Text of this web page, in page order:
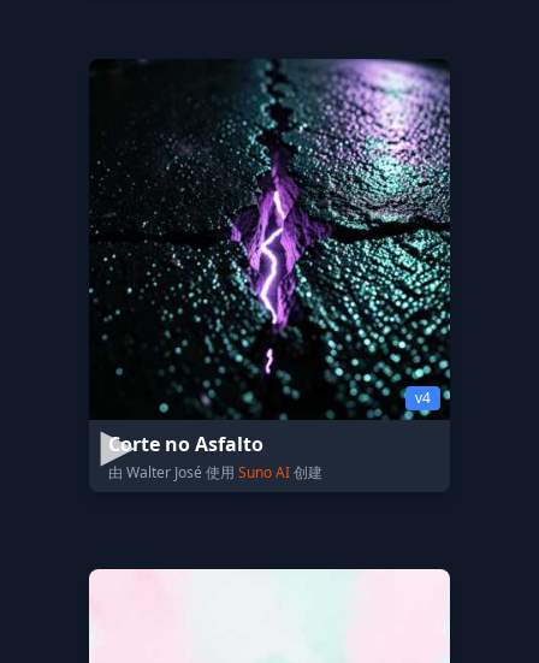
v4
Corte no Asfalto
由 Walter José 使用 Suno AI创建